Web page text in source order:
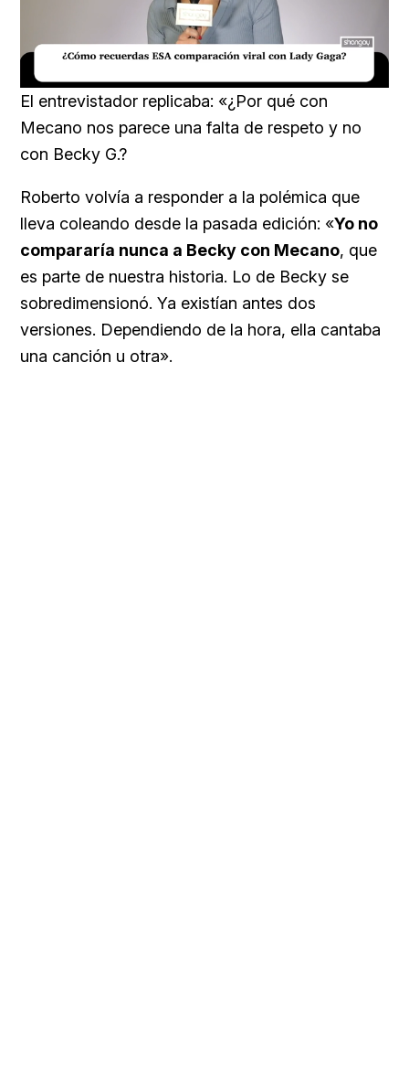
20.76%
El entrevistador replicaba: «¿Por qué con
Mecano nos parece una falta de respeto y no
con Becky G.?
Roberto volvía a responder a la polémica que
lleva coleando desde la pasada edición: «Yo no
compararía nunca a Becky con Mecano, que
es parte de nuestra historia. Lo de Becky se
sobredimensionó. Ya existían antes dos
versiones. Dependiendo de la hora, ella cantaba
una canción u otra».